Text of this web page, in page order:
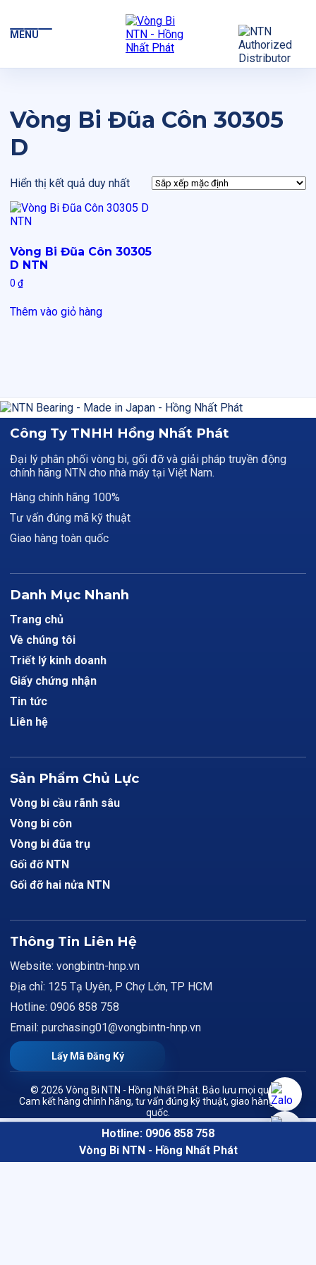
MENU
Hotline: 0906 858 758
Vòng Bi NTN - Hồng Nhất Phát
Vòng Bi Đũa Côn 30305
D
Hiển thị kết quả duy nhất
Vòng Bi Đũa Côn 30305
D NTN
0 ₫
Thêm vào giỏ hàng
Công Ty TNHH Hồng Nhất Phát
Đại lý phân phối vòng bi, gối đỡ và giải pháp truyền động
chính hãng NTN cho nhà máy tại Việt Nam.
Hàng chính hãng 100%
Tư vấn đúng mã kỹ thuật
Giao hàng toàn quốc
Danh Mục Nhanh
Trang chủ
Về chúng tôi
Triết lý kinh doanh
Giấy chứng nhận
Tin tức
Liên hệ
Sản Phẩm Chủ Lực
Vòng bi cầu rãnh sâu
Vòng bi côn
Vòng bi đũa trụ
Gối đỡ NTN
Gối đỡ hai nửa NTN
Thông Tin Liên Hệ
Website: vongbintn-hnp.vn
Địa chỉ: 125 Tạ Uyên, P Chợ Lớn, TP HCM
Hotline: 0906 858 758
Email: purchasing01@vongbintn-hnp.vn
Lấy Mã Đăng Ký
© 2026 Vòng Bi NTN - Hồng Nhất Phát. Bảo lưu mọi quyền.
Cam kết hàng chính hãng, tư vấn đúng kỹ thuật, giao hàng toàn
quốc.